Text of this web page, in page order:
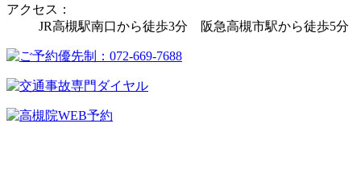
アクセス：
JR高槻駅南口から徒歩3分 阪急高槻市駅から徒歩5分